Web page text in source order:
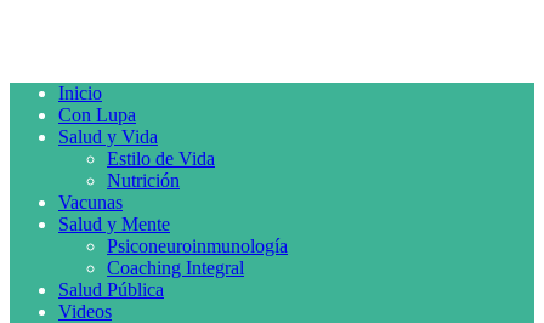
Inicio
Con Lupa
Salud y Vida
Estilo de Vida
Nutrición
Vacunas
Salud y Mente
Psiconeuroinmunología
Coaching Integral
Salud Pública
Videos